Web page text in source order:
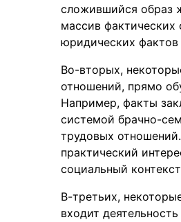
сложившийся образ
массив фактических
юридических фактов
Во-вторых,
отношений, прямо
Например, факты
системой брачно-
трудовых
практический
социальный
В-третьих,
входит